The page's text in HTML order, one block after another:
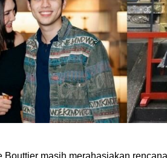
Bouttier masih merahasiakan